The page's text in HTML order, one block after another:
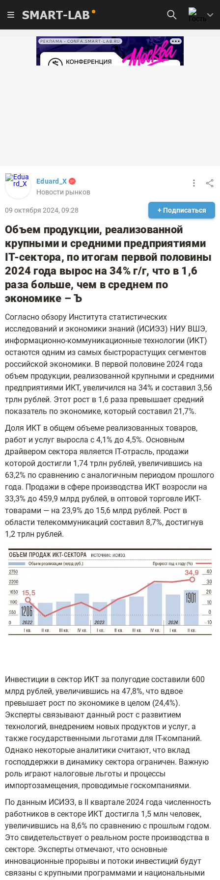
SMART-LAB
РЕКЛАМА • CONFA.SMART-LAB.RU
Eduard_X
Новости рынков
09 октября 2024, 09:28 + Подписаться
Объем продукции, реализованной
крупными и средними предприятиями
IT-сектора, по итогам первой половины
2024 года вырос на 34% г/г, что в 1,6
раза больше, чем в среднем по
экономике – Ъ
Согласно обзору Института статистических
исследований и экономики знаний (ИСИЭЗ) НИУ ВШЭ,
информационно-коммуникационные технологии (ИКТ)
остаются одним из самых быстрорастущих сегментов
российской экономики. В первой половине 2024 года
объем продукции, реализованной крупными и средними
предприятиями ИКТ, увеличился на 34% и составил 3,56
трлн рублей. Этот рост в 1,6 раза превышает средний
показатель по экономике, который составил 21,7%.
Доля ИКТ в общем объеме реализованных товаров,
работ и услуг выросла с 4,1% до 4,5%. Основным
драйвером сектора является IT-отрасль, продажи
которой достигли 1,74 трлн рублей, увеличившись на
63,2% по сравнению с аналогичным периодом прошлого
года. Продажи в сфере производства ИКТ возросли на
33,3% до 459,9 млрд рублей, в оптовой торговле ИКТ-
товарами — на 23,9% до 15,6 млрд рублей. Рост в
области телекоммуникаций составил 8,7%, достигнув
1,2 трлн рублей.
Инвестиции в сектор ИКТ за полугодие составили 600
млрд рублей, увеличившись на 47,8%, что вдвое
превышает рост по экономике в целом (24,4%).
Эксперты связывают данный рост с развитием
технологий, внедрением новых продуктов и услуг, а
также государственными льготами для IT-компаний.
Однако некоторые аналитики считают, что вклад
господдержки в динамику сектора ограничен. Важную
роль играют налоговые льготы и процессы
импортозамещения, проводимые госкомпаниями.
По данным ИСИЭЗ, в II квартале 2024 года численность
работников в секторе ИКТ достигла 1,5 млн человек,
увеличившись на 8,6% по сравнению с прошлым годом.
Это свидетельствует о реальном росте производства в
секторе. Эксперты отмечают, что основные
инновационные прорывы и потоки инвестиций будут
связаны с крупными программами и национальными